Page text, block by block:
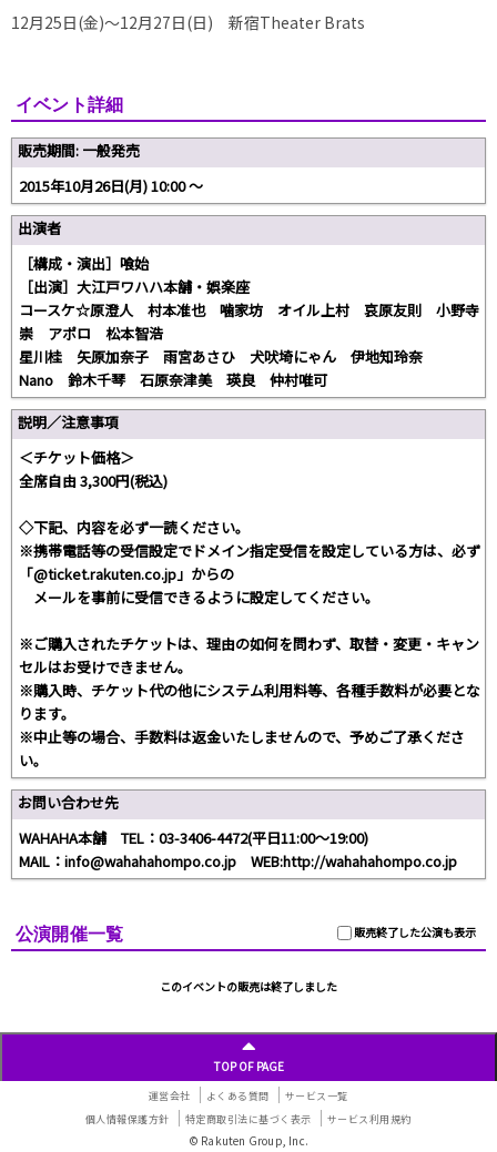
12月25日(金)～12月27日(日) 新宿Theater Brats
イベント詳細
販売期間: 一般発売
2015年10月26日(月) 10:00 ～
出演者
［構成・演出］喰始
［出演］大江戸ワハハ本舗・娯楽座
コースケ☆原澄人 村本准也 噛家坊 オイル上村 哀原友則 小野寺
崇 アポロ 松本智浩
星川桂 矢原加奈子 雨宮あさひ 犬吠埼にゃん 伊地知玲奈
Nano 鈴木千琴 石原奈津美 瑛良 仲村唯可
説明／注意事項
＜チケット価格＞
全席自由 3,300円(税込)
◇下記、内容を必ず一読ください。
※携帯電話等の受信設定でドメイン指定受信を設定している方は、必ず
「@ticket.rakuten.co.jp」からの
メールを事前に受信できるように設定してください。
※ご購入されたチケットは、理由の如何を問わず、取替・変更・キャン
セルはお受けできません。
※購入時、チケット代の他にシステム利用料等、各種手数料が必要とな
ります。
※中止等の場合、手数料は返金いたしませんので、予めご了承くださ
い。
お問い合わせ先
WAHAHA本舗 TEL：03-3406-4472(平日11:00～19:00)
MAIL：info@wahahahompo.co.jp WEB:http://wahahahompo.co.jp
販売終了した公演も表示
公演開催一覧
このイベントの販売は終了しました
TOP OF PAGE
運営会社 よくある質問
サービス一覧
個人情報保護方針
特定商取引法に基づく表示 サービス利用規約
© Rakuten Group, Inc.